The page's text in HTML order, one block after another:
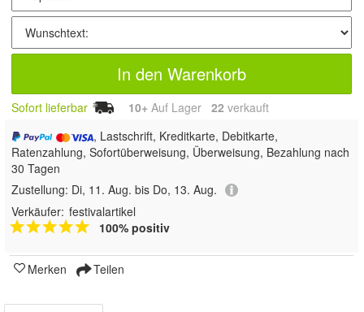
In den Warenkorb
Sofort lieferbar 10+ Auf Lager 22 verkauft
, Lastschrift, Kreditkarte, Debitkarte,
Ratenzahlung, Sofortüberweisung, Überweisung, Bezahlung nach
30 Tagen
Zustellung: Di, 11. Aug. bis Do, 13. Aug.
Verkäufer: festivalartikel
100% positiv
Merken Teilen